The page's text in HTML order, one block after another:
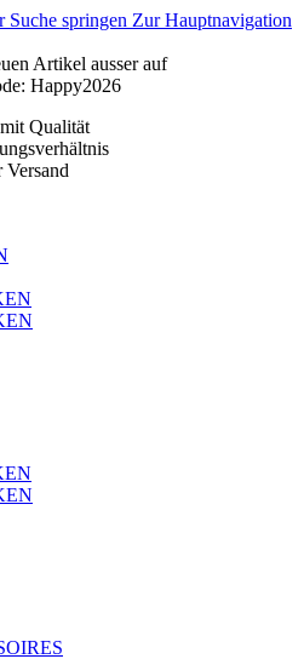
Suche springen Zur Hauptnavigation
Artikel ausser auf
Happy2026
Qualität